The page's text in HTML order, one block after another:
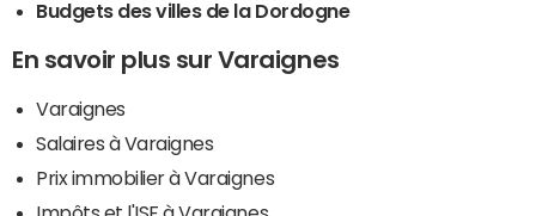
Budgets des villes de la Dordogne
En savoir plus sur Varaignes
Varaignes
Salaires à Varaignes
Prix immobilier à Varaignes